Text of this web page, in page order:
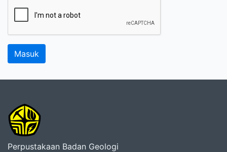
Perpustakaan Badan Geologi